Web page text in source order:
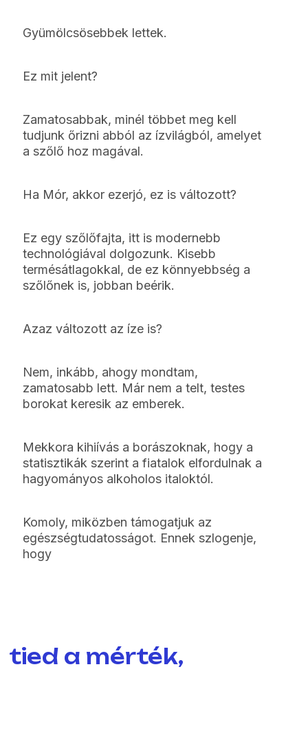
Gyümölcsösebbek lettek.
Ez mit jelent?
Zamatosabbak, minél többet meg kell
tudjunk őrizni abból az ízvilágból, amelyet
a szőlő hoz magával.
Ha Mór, akkor ezerjó, ez is változott?
Ez egy szőlőfajta, itt is modernebb
technológiával dolgozunk. Kisebb
termésátlagokkal, de ez könnyebbség a
szőlőnek is, jobban beérik.
Azaz változott az íze is?
Nem, inkább, ahogy mondtam,
zamatosabb lett. Már nem a telt, testes
borokat keresik az emberek.
Mekkora kihiívás a borászoknak, hogy a
statisztikák szerint a fiatalok elfordulnak a
hagyományos alkoholos italoktól.
Komoly, miközben támogatjuk az
egészségtudatosságot. Ennek szlogenje,
hogy
tied a mérték,